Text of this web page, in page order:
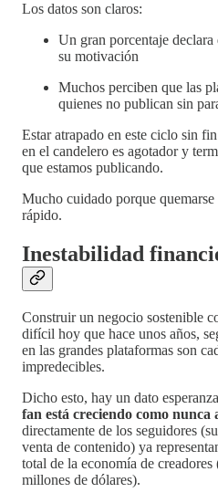
Los datos son claros:
Un gran porcentaje
su motivación
Muchos perciben que las
quienes no publican sin
Estar atrapado en este ciclo sin
en el candelero es agotador y
que estamos publicando.
Mucho cuidado porque
rápido.
Inestabilidad
Construir un negocio sostenible
difícil hoy que hace unos años,
en las grandes plataformas son
impredecibles.
Dicho esto, hay un dato
fan está creciendo como nunca
directamente de los seguidores
venta de contenido) ya
total de la economía de
millones de dólares).